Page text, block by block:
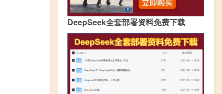
DeepSeek全套部署资料免费下载